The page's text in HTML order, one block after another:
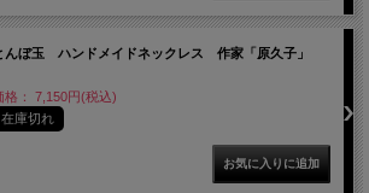
んぼ玉 ハンドメイドネックレス 作家「原久子」
格： 7,150円(税込)
在庫切れ